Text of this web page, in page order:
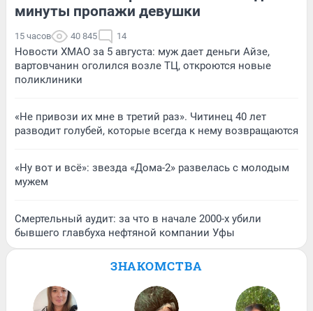
минуты пропажи девушки
15 часов 40 845 14
Новости ХМАО за 5 августа: муж дает деньги Айзе,
вартовчанин оголился возле ТЦ, откроются новые
поликлиники
«Не привози их мне в третий раз». Читинец 40 лет
разводит голубей, которые всегда к нему возвращаются
«Ну вот и всё»: звезда «Дома-2» развелась с молодым
мужем
Смертельный аудит: за что в начале 2000-х убили
бывшего главбуха нефтяной компании Уфы
ЗНАКОМСТВА